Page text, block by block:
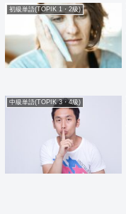
初級単語(TOPIK 1・2級)
中級単語(TOPIK 3・4級)